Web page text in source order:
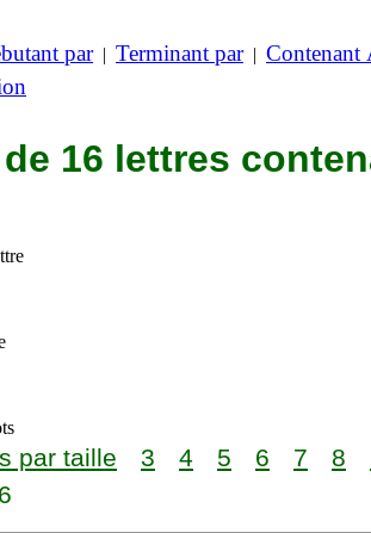
par| Terminant par| Contenant
16 lettres
par taille 3 4 5 6 7 8